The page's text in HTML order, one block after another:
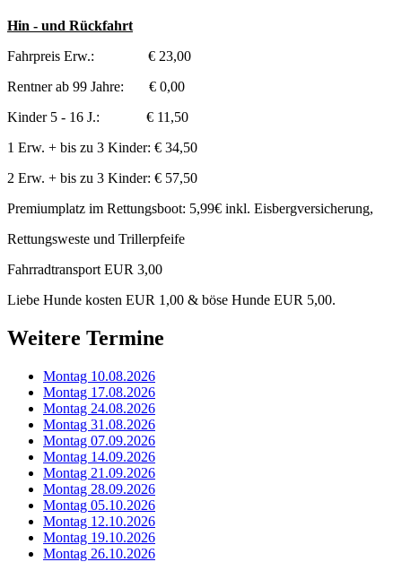
Hin - und Rückfahrt
Fahrpreis Erw.: € 23,00
Rentner ab 99 Jahre: € 0,00
Kinder 5 - 16 J.: € 11,50
1 Erw. + bis zu 3 Kinder: € 34,50
2 Erw. + bis zu 3 Kinder: € 57,50
Premiumplatz im Rettungsboot: 5,99€ inkl. Eisbergversicherung,
Rettungsweste und Trillerpfeife
Fahrradtransport EUR 3,00
Liebe Hunde kosten EUR 1,00 & böse Hunde EUR 5,00.
Weitere Termine
Montag 10.08.2026
Montag 17.08.2026
Montag 24.08.2026
Montag 31.08.2026
Montag 07.09.2026
Montag 14.09.2026
Montag 21.09.2026
Montag 28.09.2026
Montag 05.10.2026
Montag 12.10.2026
Montag 19.10.2026
Montag 26.10.2026